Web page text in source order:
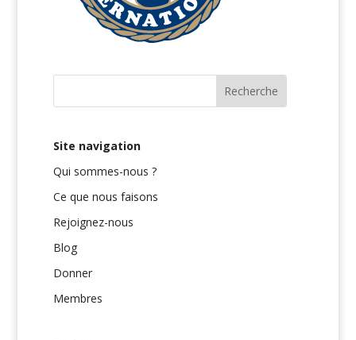
Site navigation
Qui sommes-nous ?
Ce que nous faisons
Rejoignez-nous
Blog
Donner
Membres